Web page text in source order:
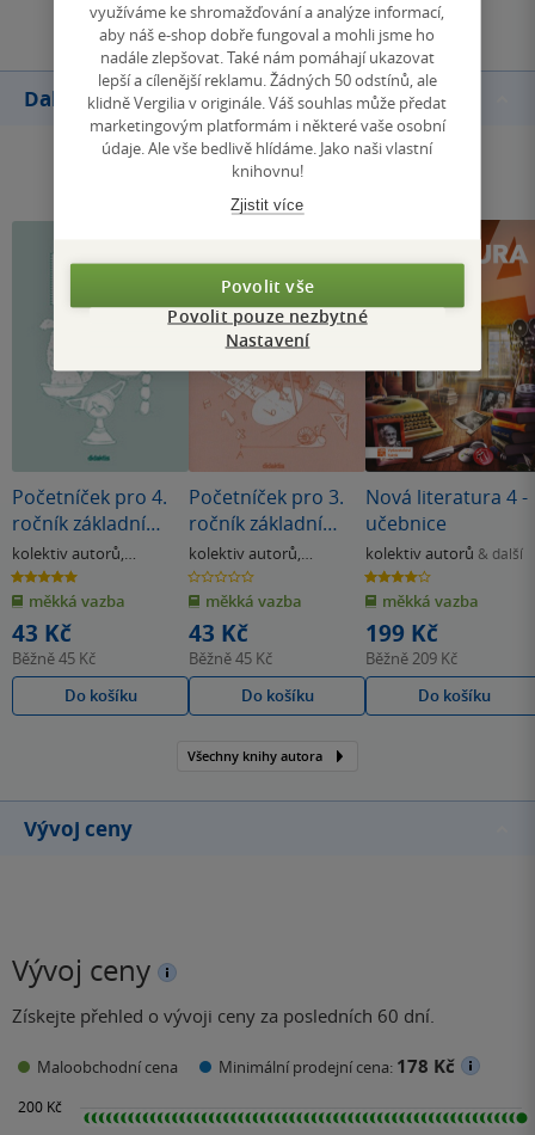
Další knihy autora
Početníček pro 4.
ročník základní
školy
kolektiv autorů,
Strahlheimová J.
5.0
z
5
hvězdiček
měkká vazba
43 Kč
Běžně45 Kč
Do košíku
Početníček pro 3.
ročník základní
školy
kolektiv autorů,
Kopřivová I.
0.0
z
5
hvězdiček
měkká vazba
43 Kč
Běžně45 Kč
Do košíku
Nová literatura 4 -
učebnice
kolektiv autorů & další
4.0
z
5
hvězdiček
měkká vazba
199 Kč
Běžně209 Kč
Do košíku
Všechny knihy autora
Vývoj ceny
Vývoj ceny
Získejte přehled o vývoji ceny za posledních 60 dní.
Maloobchodní cena Minimální prodejní cena: 178 Kč
využíváme ke shromažďování a analýze informací,
aby náš e-shop dobře fungoval a mohli jsme ho
nadále zlepšovat. Také nám pomáhají ukazovat
lepší a cílenější reklamu. Žádných 50 odstínů, ale
klidně Vergilia v originále. Váš souhlas může předat
marketingovým platformám i některé vaše osobní
údaje. Ale vše bedlivě hlídáme. Jako naši vlastní
knihovnu!
Zjistit více
Povolit vše
Povolit pouze nezbytné
Nastavení